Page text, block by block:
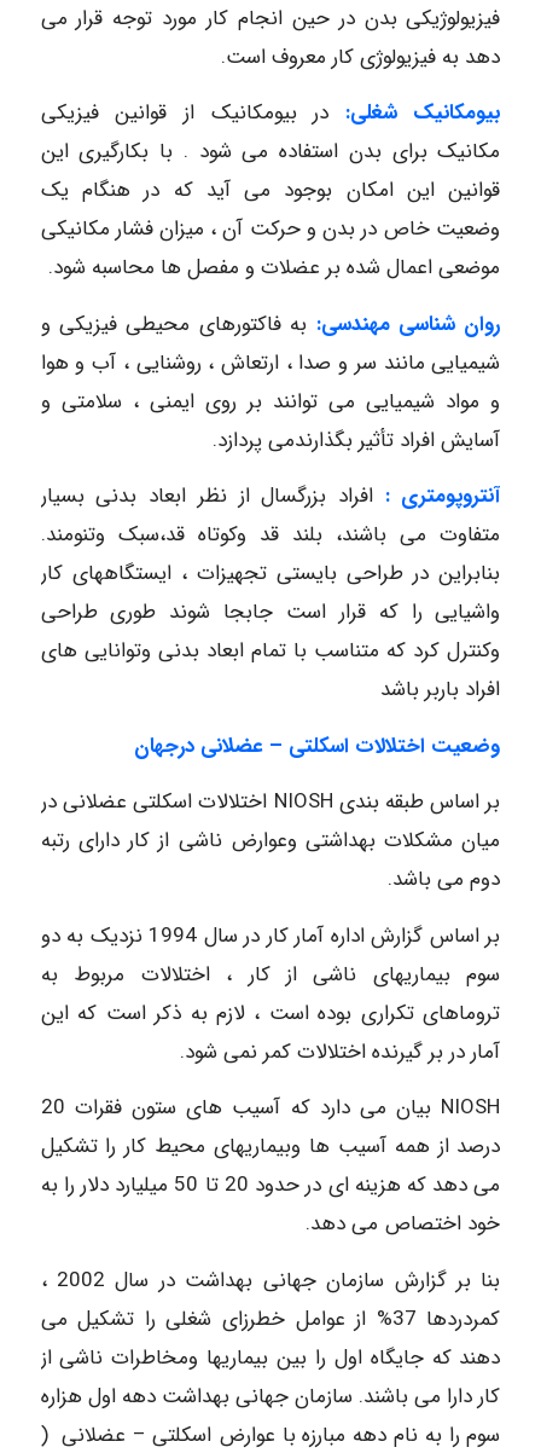
فیزیولوژیکی بدن در حین انجام کار مورد توجه قرار می
دهد به فیزیولوژی کار معروف است.
بیومکانیک شغلی: در بیومکانیک از قوانین فیزیکی
مکانیک برای بدن استفاده می شود . با بکارگیری این
قوانین این امکان بوجود می آید که در هنگام یک
وضعیت خاص در بدن و حرکت آن ، میزان فشار مکانیکی
موضعی اعمال شده بر عضلات و مفصل ها محاسبه شود.
روان شناسی مهندسی: به فاکتورهای محیطی فیزیکی و
شیمیایی مانند سر و صدا ، ارتعاش ، روشنایی ، آب و هوا
و مواد شیمیایی می توانند بر روی ایمنی ، سلامتی و
آسایش افراد تأثیر بگذارندمی پردازد.
آنتروپومتری :افراد بزرگسال از نظر ابعاد بدنی بسیار
متفاوت می باشند، بلند قد وکوتاه قد،سبک وتنومند.
بنابراین در طراحی بایستی تجهیزات ، ایستگاههای کار
واشیایی را که قرار است جابجا شوند طوری طراحی
وکنترل کرد که متناسب با تمام ابعاد بدنی وتوانایی های
افراد باربر باشد
وضعیت اختلالات اسکلتی – عضلانی درجهان
بر اساس طبقه بندی NIOSH اختلالات اسکلتی عضلانی در
میان مشکلات بهداشتی وعوارض ناشی از کار دارای رتبه
دوم می باشد.
بر اساس گزارش اداره آمار کار در سال 1994 نزدیک به دو
سوم بیماریهای ناشی از کار ، اختلالات مربوط به
تروماهای تکراری بوده است ، لازم به ذکر است که این
آمار در بر گیرنده اختلالات کمر نمی شود.
NIOSH بیان می دارد که آسیب های ستون فقرات 20
درصد از همه آسیب ها وبیماریهای محیط کار را تشکیل
می دهد که هزینه ای در حدود 20 تا 50 میلیارد دلار را به
خود اختصاص می دهد.
بنا بر گزارش سازمان جهانی بهداشت در سال 2002 ،
کمردردها 37% از عوامل خطرزای شغلی را تشکیل می
دهند که جایگاه اول را بین بیماریها ومخاطرات ناشی از
کار دارا می باشند. سازمان جهانی بهداشت دهه اول هزاره
سوم را به نام دهه مبارزه با عوارض اسکلتی – عضلانی (